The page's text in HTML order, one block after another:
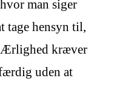
man siger
tage hensyn til,
Ærlighed kræver
uden at